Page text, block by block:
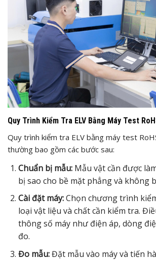
Quy Trình Kiểm Tra ELV Bằng Máy Test
Quy trình kiểm tra ELV bằng máy test
thường bao gồm các bước sau:
Chuẩn bị mẫu:Mẫu vật cần được
bị sao cho bề mặt phẳng và không
Cài đặt máy:Chọn chương trình
loại vật liệu và chất cần kiểm tra.
thông số máy như điện áp, dòng
đo.
Đo mẫu:Đặt mẫu vào máy và tiến